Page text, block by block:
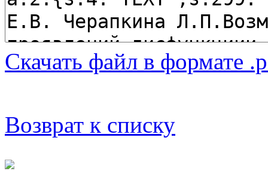
Скачать файл в формате
Возврат к списку